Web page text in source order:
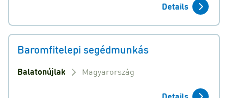
Details
Baromfitelepi segédmunkás
Balatonújlak Magyarország